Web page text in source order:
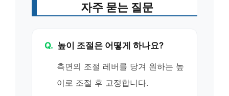
자주 묻는 질문
Q. 높이 조절은 어떻게 하나요?
측면의 조절 레버를 당겨 원하는 높
이로 조절 후 고정합니다.